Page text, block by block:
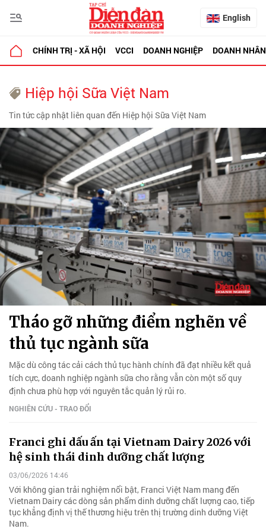
English
CHÍNH TRỊ - XÃ HỘI VCCI DOANH NGHIỆP DOANH NHÂN
Hiệp hội Sữa Việt Nam
Tin tức cập nhật liên quan đến Hiệp hội Sữa Việt Nam
Tháo gỡ những điểm nghẽn về
thủ tục ngành sữa
Mặc dù công tác cải cách thủ tục hành chính đã đạt nhiều kết quả
tích cực, doanh nghiệp ngành sữa cho rằng vẫn còn một số quy
định chưa phù hợp với nguyên tắc quản lý rủi ro.
NGHIÊN CỨU - TRAO ĐỔI
Franci ghi dấu ấn tại Vietnam Dairy 2026 với
hệ sinh thái dinh dưỡng chất lượng
03/06/2026 14:46
Với không gian trải nghiệm nổi bật, Franci Việt Nam mang đến
Vietnam Dairy các dòng sản phẩm dinh dưỡng chất lượng cao, tiếp
tục khẳng định vị thế thương hiệu trên thị trường dinh dưỡng Việt
Nam.